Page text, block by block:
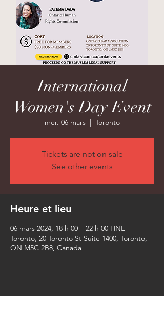
International
Women's Day Event
mer. 06 mars
  |
Toronto
Tickets are not on sale
See other events
Heure et lieu
06 mars 2024, 18 h 00 – 22 h 00 HNE
Toronto, 20 Toronto St Suite 1400, Toronto,
ON M5C 2B8, Canada